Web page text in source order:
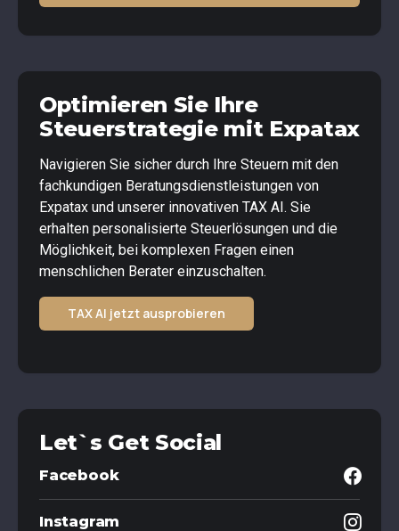
Optimieren Sie Ihre
Steuerstrategie mit Expatax
Navigieren Sie sicher durch Ihre Steuern mit den
fachkundigen Beratungsdienstleistungen von
Expatax und unserer innovativen TAX AI. Sie
erhalten personalisierte Steuerlösungen und die
Möglichkeit, bei komplexen Fragen einen
menschlichen Berater einzuschalten.
TAX AI jetzt ausprobieren
Let`s Get Social
Facebook
Instagram